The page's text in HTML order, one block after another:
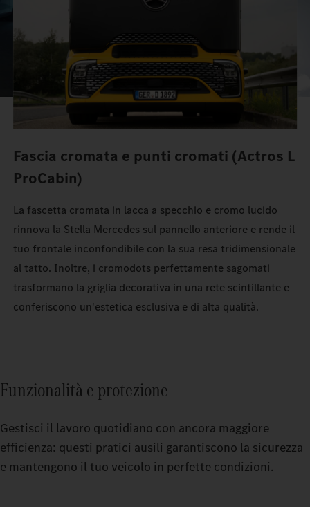
Fascia cromata e punti cromati (Actros L
ProCabin)
La fascetta cromata in lacca a specchio e cromo lucido
rinnova la Stella Mercedes sul pannello anteriore e rende il
tuo frontale inconfondibile con la sua resa tridimensionale
al tatto. Inoltre, i cromodots perfettamente sagomati
trasformano la griglia decorativa in una rete scintillante e
conferiscono un'estetica esclusiva e di alta qualità.
Funzionalità e protezione
Gestisci il lavoro quotidiano con ancora maggiore
efficienza: questi pratici ausili garantiscono la sicurezza
e mantengono il tuo veicolo in perfette condizioni.